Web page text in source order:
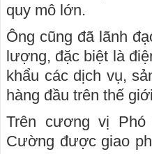
quy mô lớn.
Ông cũng đã lãnh
lượng, đặc biệt là
khẩu các dịch vụ,
hàng đầu trên thế
Trên cương vị Phó
Cường được giao